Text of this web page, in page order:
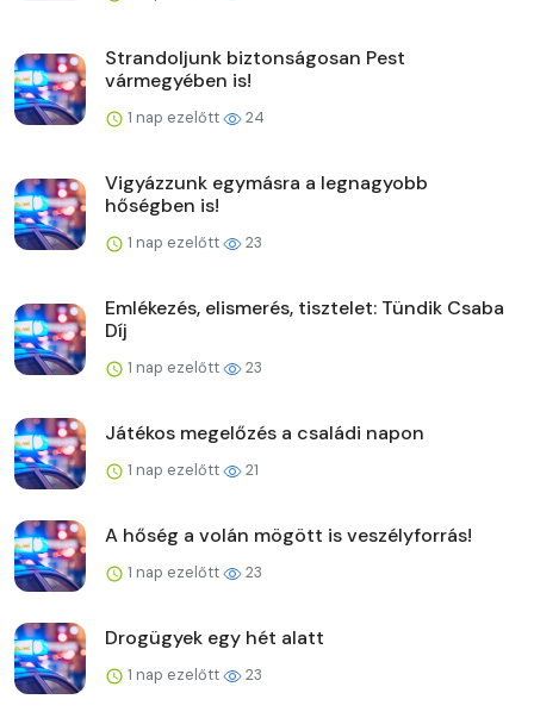
Strandoljunk biztonságosan Pest
vármegyében is!
1 nap ezelőtt 24
Vigyázzunk egymásra a legnagyobb
hőségben is!
1 nap ezelőtt 23
Emlékezés, elismerés, tisztelet: Tündik Csaba
Díj
1 nap ezelőtt 23
Játékos megelőzés a családi napon
1 nap ezelőtt 21
A hőség a volán mögött is veszélyforrás!
1 nap ezelőtt 23
Drogügyek egy hét alatt
1 nap ezelőtt 23